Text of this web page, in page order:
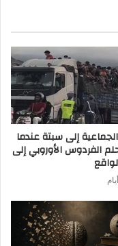
إلى سبتة عندما
الفردوس الأوروبي إلى